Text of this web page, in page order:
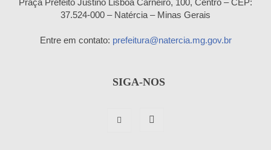
Praça Prefeito Justino Lisboa Carneiro, 100, Centro – CEP:
37.524-000 – Natércia – Minas Gerais
Entre em contato: prefeitura@natercia.mg.gov.br
SIGA-NOS